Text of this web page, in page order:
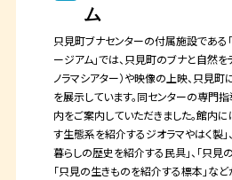
ム
只見町ブナセンターの付属施設である
ージアム」では、只見町のブナと自然
ノラマシアター）や映像の上映、只見
を展示しています。同センターの専門
内をご案内していただきました。館内
す生態系を紹介するジオラマやはく製」
暮らしの歴史を紹介する民具」、「只見
「只見の生きものを紹介する標本」な